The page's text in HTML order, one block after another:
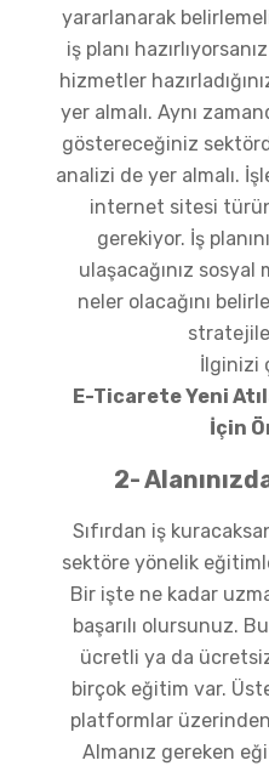
yararlanarak
iş planı
hizmetler
yer almalı. Aynı
göstereceğiniz
analizi de yer almalı.
internet sitesi
gerekiyor. İş
ulaşacağınız sosyal
neler olacağını
İlginizi
E-Ticarete Yeni
İçin
2-
Sıfırdan iş
sektöre yönelik
Bir işte ne kadar
başarılı olursunuz.
ücretli ya da
birçok eğitim var.
platformlar
Almanız gereken